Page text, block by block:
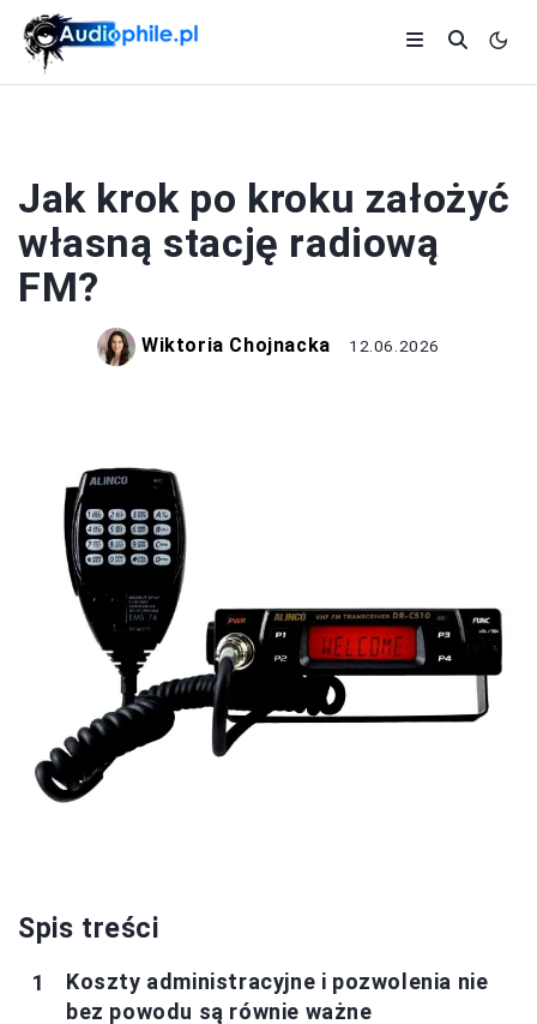
Jak krok po kroku założyć
własną stację radiową
FM?
Wiktoria Chojnacka 12.06.2026
Spis treści
Koszty administracyjne i pozwolenia nie
bez powodu są równie ważne